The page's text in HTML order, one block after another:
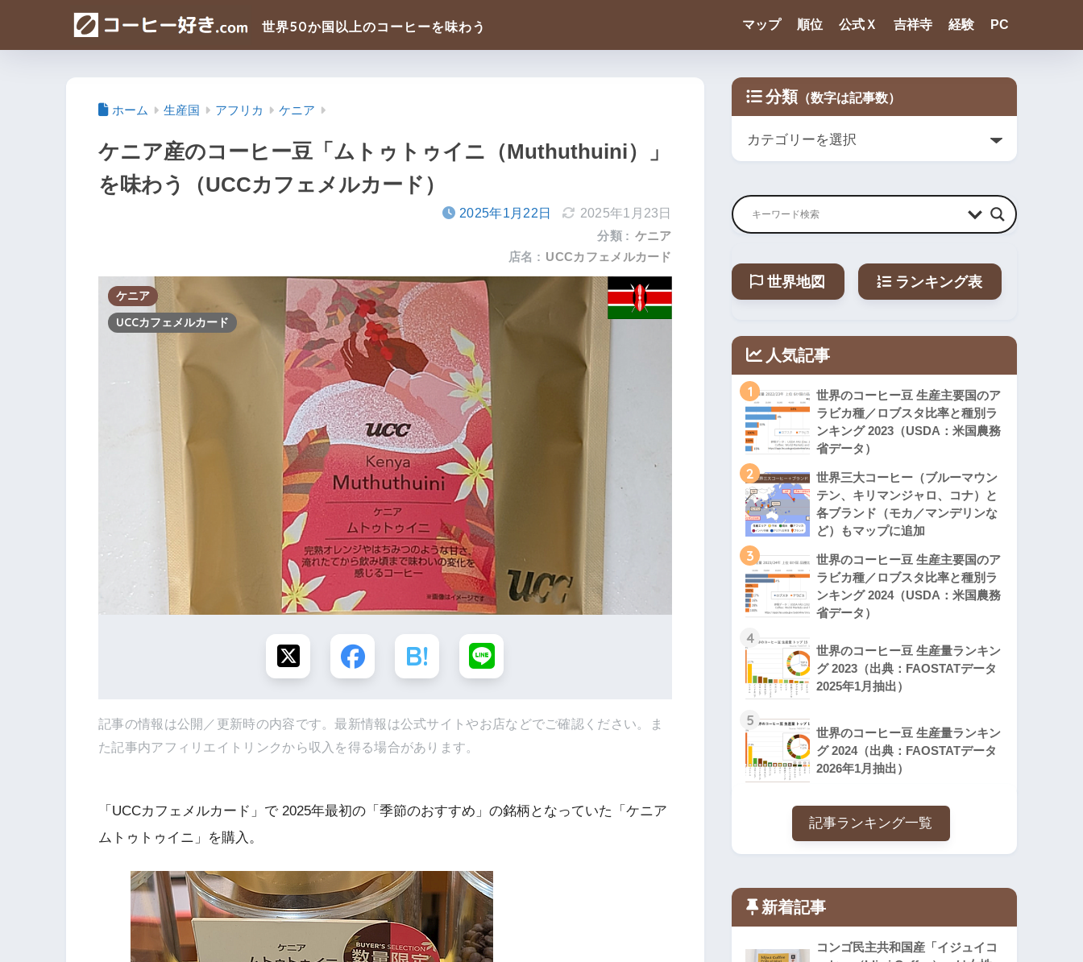
マップ 順位 公式Ｘ 吉祥寺 経験 PC
ホーム 生産国 アフリカ ケニア
ケニア産のコーヒー豆「ムトゥトゥイニ（Muthuthuini）」
を味わう（UCCカフェメルカード）
2025年1月22日
2025年1月23日
分類 : ケニア
店名 : UCCカフェメルカード
ケニア
UCCカフェメルカード
記事の情報は公開／更新時の内容です。最新情報は公式サイトやお店などでご確認ください。ま
た記事内アフィリエイトリンクから収入を得る場合があります。
「UCCカフェメルカード」で 2025年最初の「季節のおすすめ」の銘柄となっていた「ケニア
ムトゥトゥイニ」を購入。
分類
世界地図 ランキング表
人気記事
1
世界のコーヒー豆 生産主要国のア
ラビカ種／ロブスタ比率と種別ラ
ンキング 2023（USDA：米国農務
省データ）
2
世界三大コーヒー（ブルーマウン
テン、キリマンジャロ、コナ）と
各ブランド（モカ／マンデリンな
ど）もマップに追加
3
世界のコーヒー豆 生産主要国のア
ラビカ種／ロブスタ比率と種別ラ
ンキング 2024（USDA：米国農務
省データ）
4
世界のコーヒー豆 生産量ランキン
グ 2023（出典：FAOSTATデータ
2025年1月抽出）
5
世界のコーヒー豆 生産量ランキン
グ 2024（出典：FAOSTATデータ
2026年1月抽出）
記事ランキング一覧
新着記事
コンゴ民主共和国産「イジュイコ